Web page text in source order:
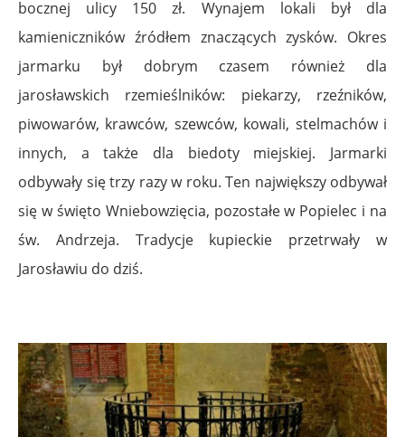
bocznej ulicy 150 zł. Wynajem lokali był dla
kamieniczników źródłem znaczących zysków. Okres
jarmarku był dobrym czasem również dla
jarosławskich rzemieślników: piekarzy, rzeźników,
piwowarów, krawców, szewców, kowali, stelmachów i
innych, a także dla biedoty miejskiej. Jarmarki
odbywały się trzy razy w roku. Ten największy odbywał
się w święto Wniebowzięcia, pozostałe w Popielec i na
św. Andrzeja. Tradycje kupieckie przetrwały w
Jarosławiu do dziś.